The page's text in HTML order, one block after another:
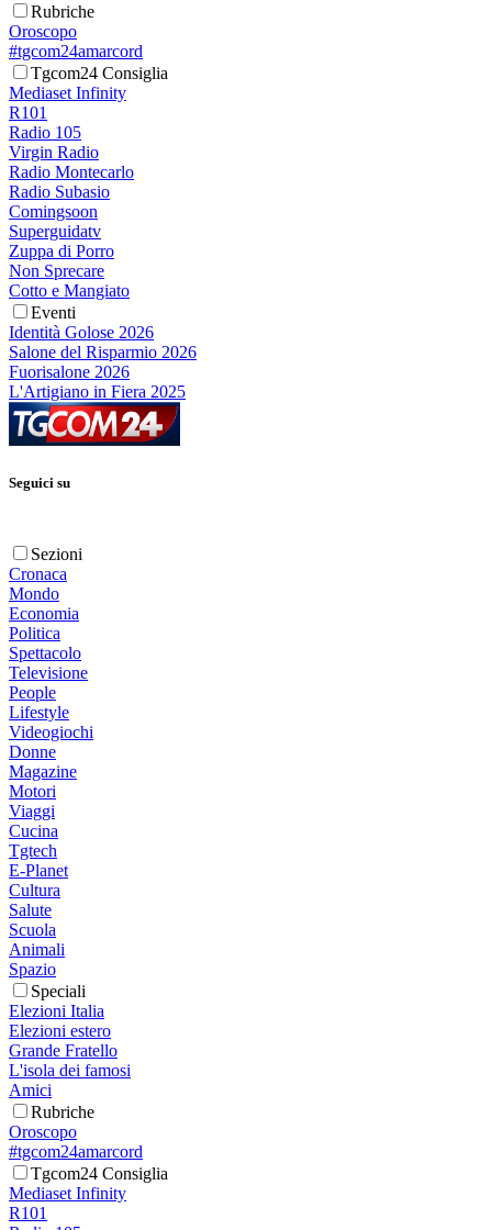
Rubriche
Oroscopo
#tgcom24amarcord
Tgcom24 Consiglia
Mediaset Infinity
R101
Radio 105
Virgin Radio
Radio Montecarlo
Radio Subasio
Comingsoon
Superguidatv
Zuppa di Porro
Non Sprecare
Cotto e Mangiato
Eventi
Identità Golose 2026
Salone del Risparmio 2026
Fuorisalone 2026
L'Artigiano in Fiera 2025
Seguici su
Sezioni
Cronaca
Mondo
Economia
Politica
Spettacolo
Televisione
People
Lifestyle
Videogiochi
Donne
Magazine
Motori
Viaggi
Cucina
Tgtech
E-Planet
Cultura
Salute
Scuola
Animali
Spazio
Speciali
Elezioni Italia
Elezioni estero
Grande Fratello
L'isola dei famosi
Amici
Rubriche
Oroscopo
#tgcom24amarcord
Tgcom24 Consiglia
Mediaset Infinity
R101